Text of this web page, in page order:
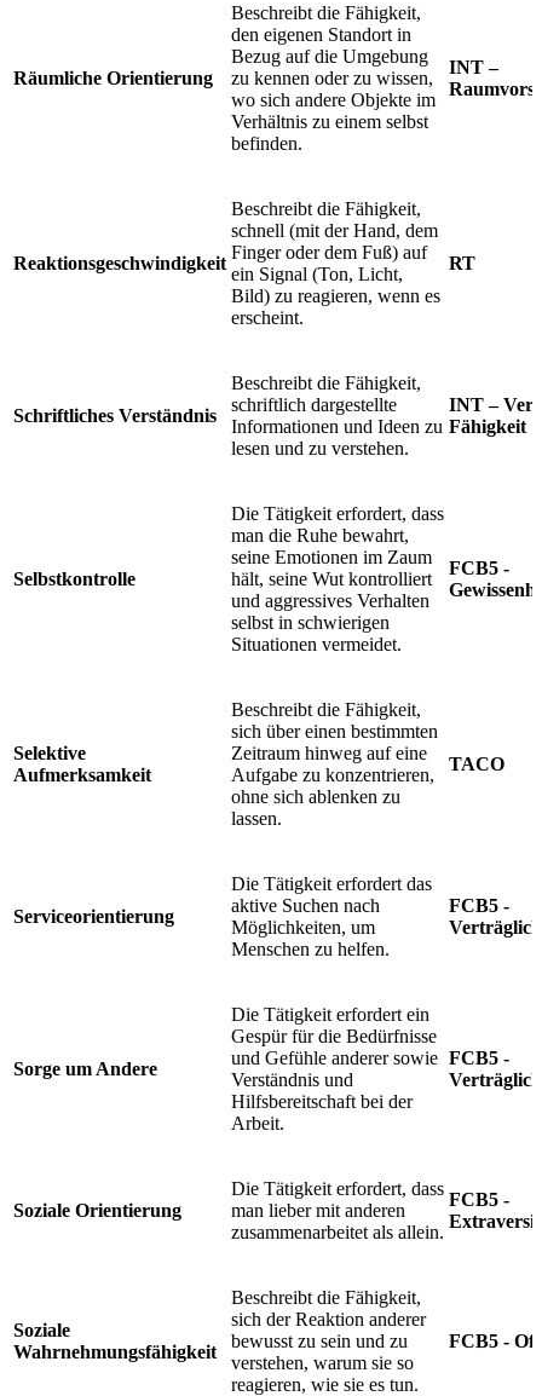
Räumliche Orientierung
Beschreibt die Fähigkeit,
den eigenen Standort in
Bezug auf die Umgebung
zu kennen oder zu wissen,
wo sich andere Objekte im
Verhältnis zu einem selbst
befinden.
INT –
Reaktionsgeschwindigkeit
Beschreibt die Fähigkeit,
schnell (mit der Hand, dem
Finger oder dem Fuß) auf
ein Signal (Ton, Licht,
Bild) zu reagieren, wenn es
erscheint.
RT
Schriftliches Verständnis
Beschreibt die Fähigkeit,
schriftlich dargestellte
Informationen und Ideen zu
lesen und zu verstehen.
INT –
Fähigkeit
Selbstkontrolle
Die Tätigkeit erfordert, dass
man die Ruhe bewahrt,
seine Emotionen im Zaum
hält, seine Wut kontrolliert
und aggressives Verhalten
selbst in schwierigen
Situationen vermeidet.
FCB5 -
Selektive
Aufmerksamkeit
Beschreibt die Fähigkeit,
sich über einen bestimmten
Zeitraum hinweg auf eine
Aufgabe zu konzentrieren,
ohne sich ablenken zu
lassen.
TACO
Serviceorientierung
Die Tätigkeit erfordert das
aktive Suchen nach
Möglichkeiten, um
Menschen zu helfen.
FCB5 -
Sorge um Andere
Die Tätigkeit erfordert ein
Gespür für die Bedürfnisse
und Gefühle anderer sowie
Verständnis und
Hilfsbereitschaft bei der
Arbeit.
FCB5 -
Soziale Orientierung
Die Tätigkeit erfordert, dass
man lieber mit anderen
zusammenarbeitet als allein.
FCB5 -
Soziale
Wahrnehmungsfähigkeit
Beschreibt die Fähigkeit,
sich der Reaktion anderer
bewusst zu sein und zu
verstehen, warum sie so
reagieren, wie sie es tun.
FCB5 -